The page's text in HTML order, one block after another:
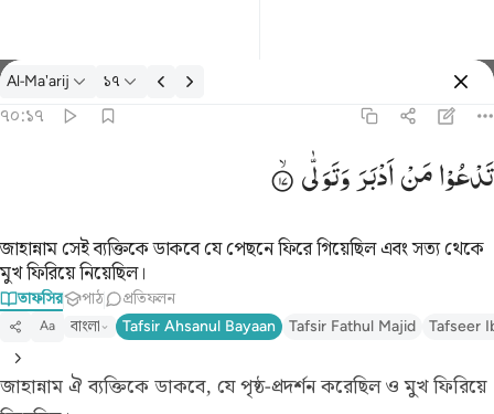
তাফসির: Al-Ma'arij ৭০:১৭
Al-Ma'arij ১৭
৭০:১৭
تَدْعُوْامَنْاَدْبَرَوَتَوَلّٰی
জাহান্নাম সেই ব্যক্তিকে ডাকবে যে পেছনে ফিরে গিয়েছিল এবং সত্য থেকে
মুখ ফিরিয়ে নিয়েছিল।
তাফসির পাঠ প্রতিফলন
Aa বাংলা Tafsir Ahsanul Bayaan Tafsir Fathul Majid Tafseer
জাহান্নাম ঐ ব্যক্তিকে ডাকবে, যে পৃষ্ঠ-প্রদর্শন করেছিল ও মুখ ফিরিয়ে